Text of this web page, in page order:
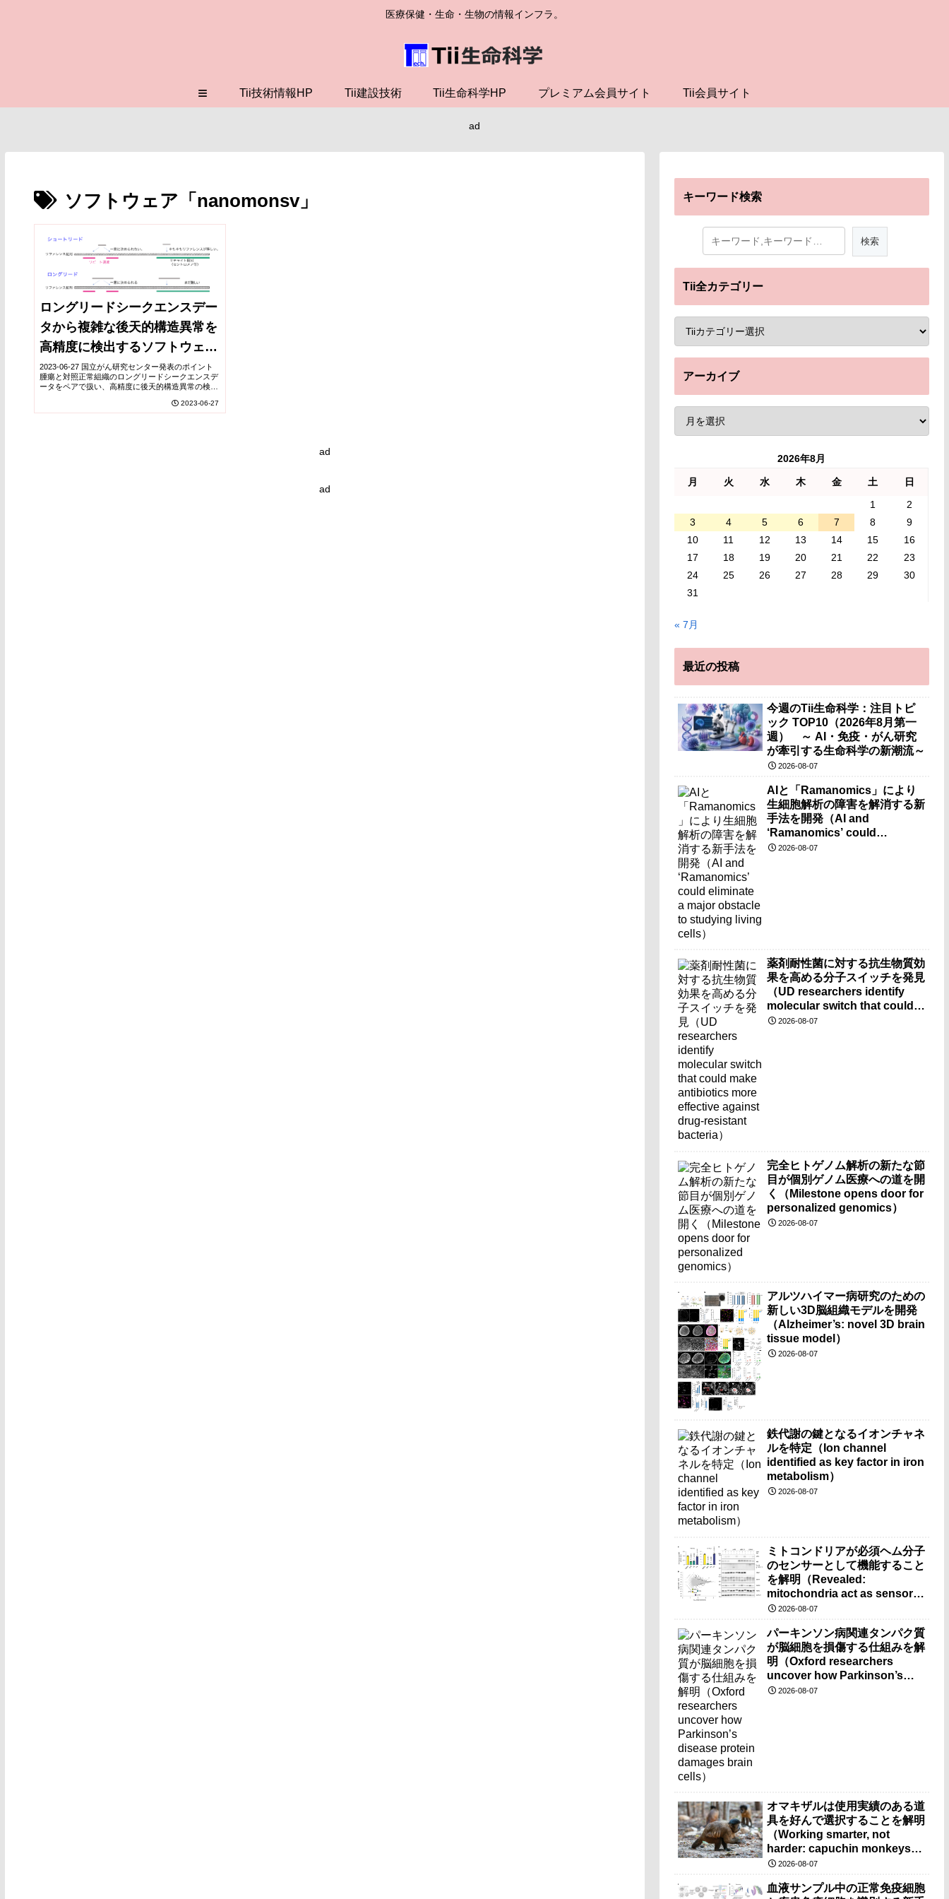
医療保健・生命・生物の情報インフラ。
≡ Tii技術情報HP Tii建設技術 Tii生命科学HP プレミアム会員サイト Tii会員サイト
ad
ソフトウェア「nanomonsv」
ロングリードシークエンスデー
タから複雑な後天的構造異常を
高精度に検出するソフトウェア
を世界に先駆けて開発
2023-06-27 国立がん研究センター発表のポイント
腫瘍と対照正常組織のロングリードシークエンスデ
ータをペアで扱い、高精度に後天的構造異常の検出
て開発し、広く活用されています。 シ... 2023-06-27
ad
ad
キーワード検索
Tii全カテゴリー
アーカイブ
2026年8月
月 火 水 木 金 土
日
1
2
3
4 5 6 7 8
9
10
11 12 13 14 15
16
17
18 19 20 21 22
23
24
25 26 27 28 29
30
31
« 7月
最近の投稿
今週のTii生命科学：注目トピ
ック TOP10（2026年8月第一
週） ～ AI・免疫・がん研究
が牽引する生命科学の新潮流～
2026-08-07
AIと「Ramanomics」により
生細胞解析の障害を解消する新
手法を開発（AI and
‘Ramanomics’ could
eliminate a major obstacle to
2026-08-07
薬剤耐性菌に対する抗生物質効
果を高める分子スイッチを発見
（UD researchers identify
molecular switch that could
make antibiotics more
2026-08-07
完全ヒトゲノム解析の新たな節
目が個別ゲノム医療への道を開
く（Milestone opens door for
personalized genomics）
2026-08-07
アルツハイマー病研究のための
新しい3D脳組織モデルを開発
（Alzheimer’s: novel 3D brain
tissue model）
2026-08-07
鉄代謝の鍵となるイオンチャネ
ルを特定（Ion channel
identified as key factor in iron
metabolism）
2026-08-07
ミトコンドリアが必須ヘム分子
のセンサーとして機能すること
を解明（Revealed:
mitochondria act as sensors
for essential iron molecule）
2026-08-07
パーキンソン病関連タンパク質
が脳細胞を損傷する仕組みを解
明（Oxford researchers
uncover how Parkinson’s
disease protein damages
2026-08-07
オマキザルは使用実績のある道
具を好んで選択することを解明
（Working smarter, not
harder: capuchin monkeys
prefer pre-used tools）
2026-08-07
血液サンプル中の正常免疫細胞